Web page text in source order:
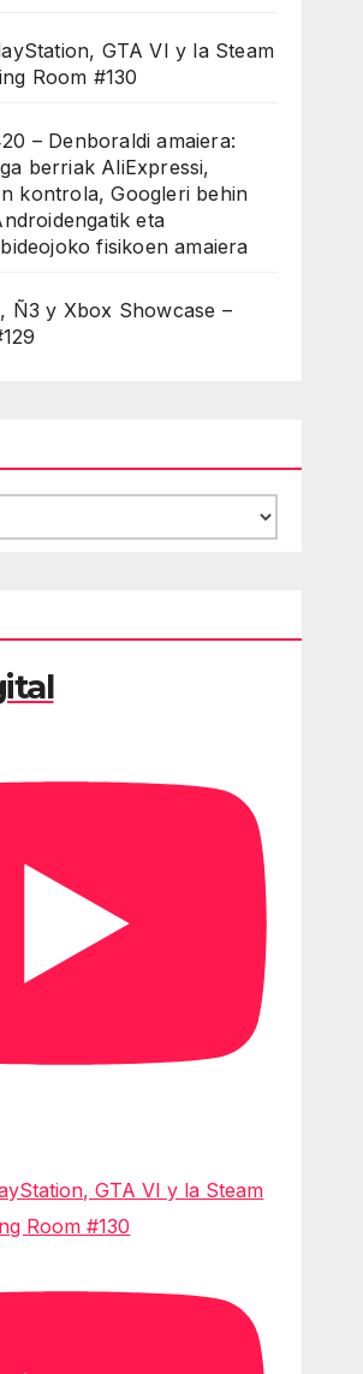
GTA VI y la Steam
Room #130
– Denboraldi amaiera:
berriak AliExpressi,
kontrola, Googleri behin
eta
fisikoen amaiera
Ñ3 y Xbox Showcase –
GTA VI y la Steam
Room #130